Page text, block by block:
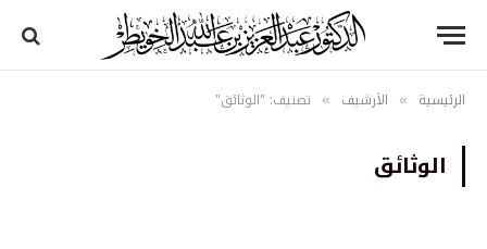
الرئيسية » الأرشيف » تصنيف: "الوثائق"
الوثائق